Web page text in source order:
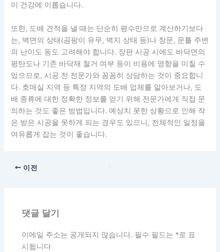
이 건강에 이롭습니다.
또한, 도배 견적을 낼 때는 단순히 평수만으로 계산하기보다
는, 벽면의 상태(곰팡이 유무, 벽지 상태 등)나 창문, 문틀 주변
의 난이도 등도 고려해야 합니다. 장판 시공 시에도 바닥면의
평탄도나 기존 바닥재 철거 여부 등이 비용에 영향을 미칠 수
있으므로, 시공 전 전문가와 꼼꼼히 상담하는 것이 중요합니
다. 호매실 지역 등 특정 지역의 도배 업체를 알아보거나, 도
배 종류에 대한 정확한 정보를 얻기 위해 전문가에게 직접 문
의하는 것도 좋은 방법입니다. 예상치 못한 상황으로 인해 작
은 방은 시공을 못하게 되는 경우도 있으니, 전체적인 일정을
여유롭게 잡는 것이 좋습니다.
이전
댓글 달기
이메일 주소는 공개되지 않습니다. 필수 필드는 *로 표
시됩니다